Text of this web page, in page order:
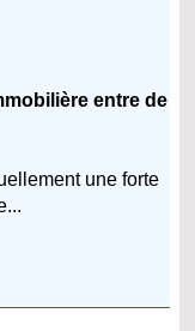
entre de
une forte